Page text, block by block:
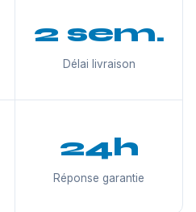
2 sem.
Délai livraison
24h
Réponse garantie